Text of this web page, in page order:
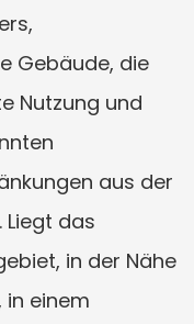
Gebäude, die
Nutzung und
aus der
das
in der Nähe
in einem